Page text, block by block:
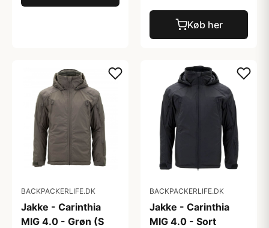
Køb her
BACKPACKERLIFE.DK
Jakke - Carinthia
MIG 4.0 - Grøn (S
BACKPACKERLIFE.DK
Jakke - Carinthia
MIG 4.0 - Sort